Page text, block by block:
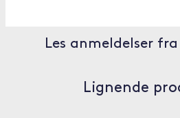
Les anmeldelser
Lignende